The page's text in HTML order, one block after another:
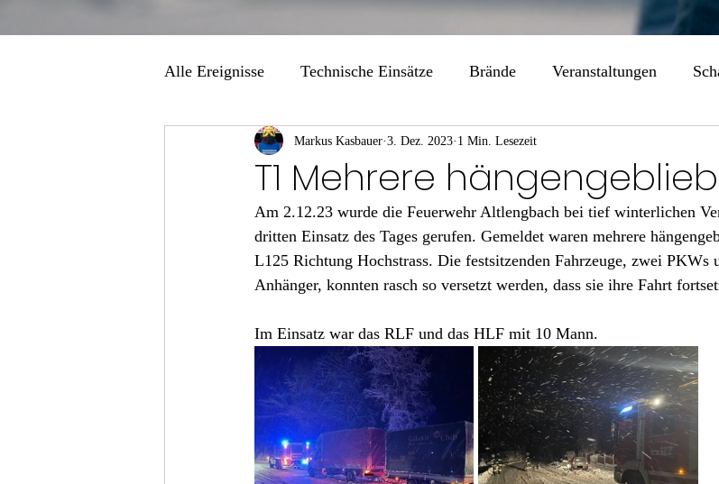
Alle Ereignisse Technische Einsätze Brände Veranstaltungen
Übungen
T1 Mehrere
Markus Kasbauer 3. Dez. 2023 1 Min. Lesezeit
Am 2.12.23 wurde die Feuerwehr Altlengbach bei tief winterlichen
dritten Einsatz des Tages gerufen. Gemeldet waren mehrere
L125 Richtung Hochstrass. Die festsitzenden Fahrzeuge, zwei PKWs
Anhänger, konnten rasch so versetzt werden, dass sie ihre Fahrt
Im Einsatz war das RLF und das HLF mit 10 Mann.